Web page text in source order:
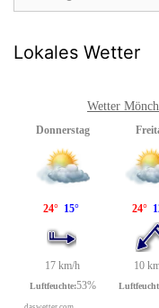
Lokales Wetter
Wetter